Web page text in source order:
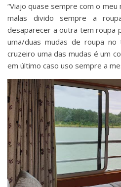
“Viajo quase sempre com o
malas divido sempre a
desaparecer a outra tem roupa
uma/duas mudas de roupa
cruzeiro uma das mudas é um
em último caso uso sempre a